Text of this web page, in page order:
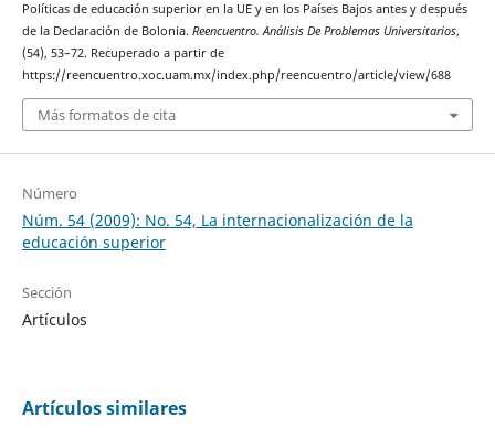
Políticas de educación superior en la UE y en los Países Bajos antes y después
de la Declaración de Bolonia. Reencuentro. Análisis De Problemas Universitarios,
(54), 53–72. Recuperado a partir de
https://reencuentro.xoc.uam.mx/index.php/reencuentro/article/view/688
Más formatos de cita
Número
Núm. 54 (2009): No. 54, La internacionalización de la
educación superior
Sección
Artículos
Artículos similares